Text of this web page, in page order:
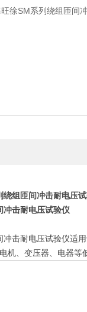
绕组匝间冲击耐电压
冲击耐电压试验仪
冲击耐电压试验仪适
机、变压器、电器等